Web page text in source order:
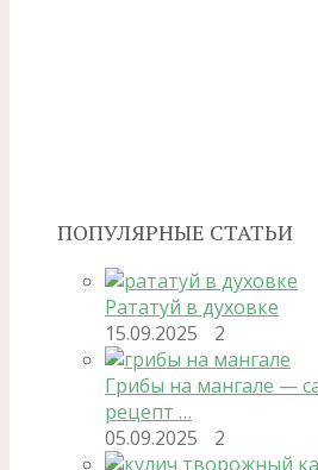
ПОПУЛЯРНЫЕ СТАТЬИ
Рататуй в духовке
15.09.2025
2
Грибы на мангале —
рецепт …
05.09.2025
2